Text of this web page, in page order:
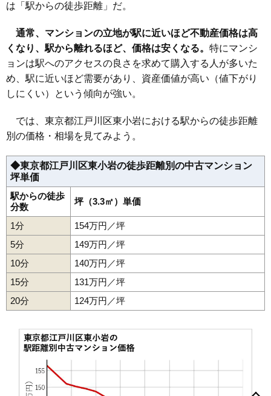
ロワール小岩
住所 東京都江戸川区東小岩5丁目
交通 小岩駅（9分）
相場 3,690万円～3,990万円
(49.2万円/㎡~53.2万円/㎡)
マンションナビで
無料一括査定をする
イクシア小岩リバージュ
住所 東京都江戸川区東小岩3丁目
交通 江戸川駅（8分）、小岩駅（15分）
相場 4,470万円～4,770万円
(65.7万円/㎡~70.1万円/㎡)
マンションナビで
無料一括査定をする
グラントレゾール小岩イーストテラス
住所 東京都江戸川区東小岩5丁目
交通 江戸川駅（8分）、小岩駅（12分）
4,000万円～4,300万円
(64.5万円/㎡~69.4万円/㎡)
マンションナビで
は「駅からの徒歩距離」だ。
通常、マンションの立地が駅に近いほど不動産価格は高
くなり、駅から離れるほど、価格は安くなる。 特にマンシ
ョンは駅へのアクセスの良さを求めて購入する人が多いた
め、駅に近いほど需要があり、資産価値が高い（値下がり
しにくい）という傾向が強い。
では、東京都江戸川区東小岩における駅からの徒歩距離
別の価格・相場を見てみよう。
◆東京都江戸川区東小岩の徒歩距離別の中古マンション
坪単価
駅からの徒歩
分数
坪（3.3㎡）単価
1分
154万円／坪
5分
149万円／坪
10分
140万円／坪
15分
131万円／坪
20分
124万円／坪
一之江 一之江町江戸川